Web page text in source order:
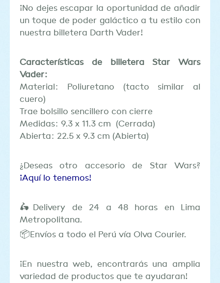
¡No dejes escapar la oportunidad de añadir
un toque de poder galáctico a tu estilo con
nuestra billetera Darth Vader!
Características de billetera Star Wars
Vader:
Material: Poliuretano (tacto similar al
cuero)
Trae bolsillo sencillero con cierre
Medidas: 9.3 x 11.3 cm (Cerrada)
Abierta: 22.5 x 9.3 cm (Abierta)
¿Deseas otro accesorio de Star Wars?
¡Aquí lo tenemos!
🛵Delivery de 24 a 48 horas en Lima
Metropolitana.
📦Envíos a todo el Perú vía Olva Courier.
¡En nuestra web, encontrarás una amplia
variedad de productos que te ayudaran!